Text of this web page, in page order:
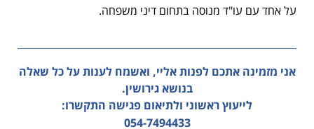
על אחד עם עו"ד מנוסה בתחום דיני משפחה.
אני מזמינה אתכם לפנות אליי, ואשמח לענות על כל שאלה
בנושא גירושין.
לייעוץ ראשוני ולתיאום פגישה התקשרו:
054-7494433